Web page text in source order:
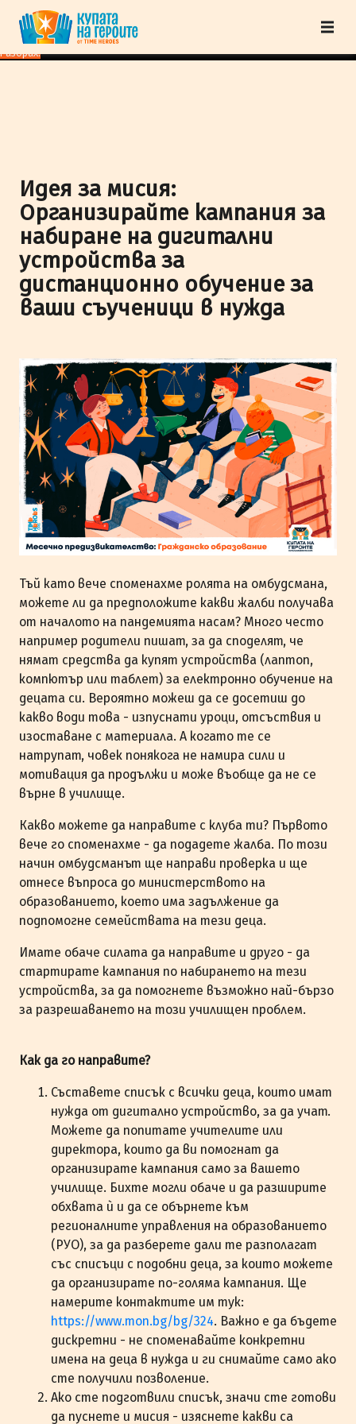
"Купата на героите" от TimeHeroes ползва cookies, за да осигурим по-
добро представяне на сайта и да подобрим Вашето преживяване.Научи
повече
Разбрах!
Идея за мисия:
Организирайте кампания за
набиране на дигитални
устройства за
дистанционно обучение за
ваши съученици в нужда
Тъй като вече споменахме ролята на омбудсмана,
можете ли да предположите какви жалби получава
от началото на пандемията насам? Много често
например родители пишат, за да споделят, че
нямат средства да купят устройства (лаптоп,
компютър или таблет) за електронно обучение на
децата си. Вероятно можеш да се досетиш до
какво води това - изпуснати уроци, отсъствия и
изоставане с материала. А когато те се
натрупат, човек понякога не намира сили и
мотивация да продължи и може въобще да не се
върне в училище.
Какво можете да направите с клуба ти? Първото
вече го споменахме - да подадете жалба. По този
начин омбудсманът ще направи проверка и ще
отнесе въпроса до министерството на
образованието, което има задължение да
подпомогне семействата на тези деца.
Имате обаче силата да направите и друго - да
стартирате кампания по набирането на тези
устройства, за да помогнете възможно най-бързо
за разрешаването на този училищен проблем.
Как да го направите?
Съставете списък с всички деца, които имат
нужда от дигитално устройство, за да учат.
Можете да попитате учителите или
директора, които да ви помогнат да
организирате кампания само за вашето
училище. Бихте могли обаче и да разширите
обхвата ѝ и да се обърнете към
регионалните управления на образованието
(РУО), за да разберете дали те разполагат
със списъци с подобни деца, за които можете
да организирате по-голяма кампания. Ще
намерите контактите им тук:
https://www.mon.bg/bg/324. Важно е да бъдете
дискретни - не споменавайте конкретни
имена на деца в нужда и ги снимайте само ако
сте получили позволение.
Ако сте подготвили списък, значи сте готови
да пуснете и мисия - изяснете какви са